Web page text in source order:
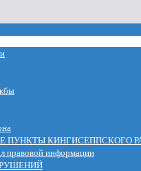
ПУНКТЫ КИНГИСЕППСКОГО
правовой информации